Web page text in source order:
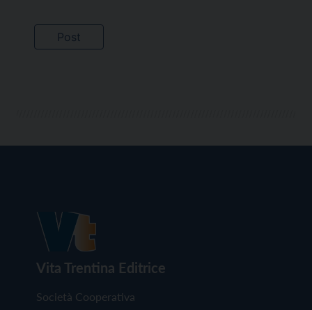
Vita Trentina Editrice
Società Cooperativa